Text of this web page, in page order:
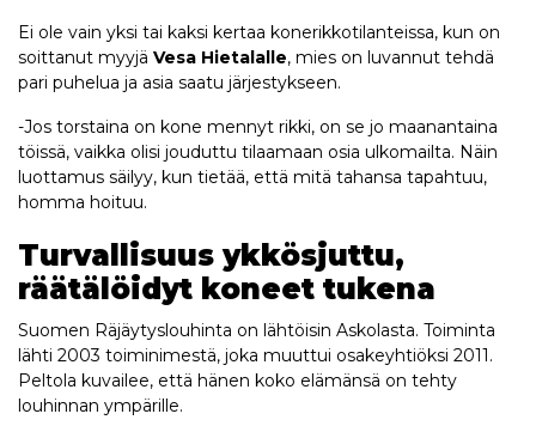
Ei ole vain yksi tai kaksi kertaa konerikkotilanteissa, kun on
soittanut myyjä Vesa Hietalalle, mies on luvannut tehdä
pari puhelua ja asia saatu järjestykseen.
-Jos torstaina on kone mennyt rikki, on se jo maanantaina
töissä, vaikka olisi jouduttu tilaamaan osia ulkomailta. Näin
luottamus säilyy, kun tietää, että mitä tahansa tapahtuu,
homma hoituu.
Turvallisuus ykkösjuttu,
räätälöidyt koneet tukena
Suomen Räjäytyslouhinta on lähtöisin Askolasta. Toiminta
lähti 2003 toiminimestä, joka muuttui osakeyhtiöksi 2011.
Peltola kuvailee, että hänen koko elämänsä on tehty
louhinnan ympärille.